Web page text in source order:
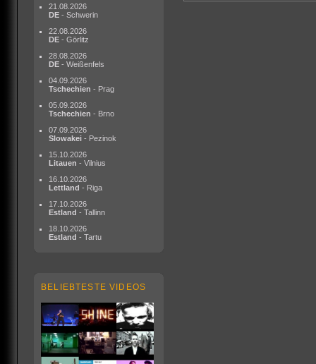
21.08.2026
DE - Schwerin
22.08.2026
DE - Görlitz
28.08.2026
DE - Weißenfels
04.09.2026
Tschechien - Prag
05.09.2026
Tschechien - Brno
07.09.2026
Slowakei - Pezinok
15.10.2026
Litauen - Vilnius
16.10.2026
Lettland - Riga
17.10.2026
Estland - Tallinn
18.10.2026
Estland - Tartu
BELIEBTESTE VIDEOS